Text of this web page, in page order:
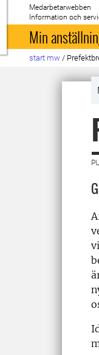
Till startsida
Medarbetarwebben
Information och
Min
start mw /